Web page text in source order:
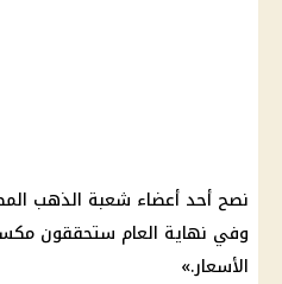
نصح أحد أعضاء شعبة الذهب
وفي نهاية العام ستحققون
الأسعار.»